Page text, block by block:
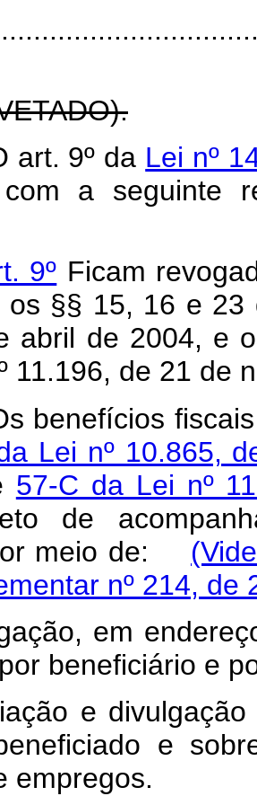
art. 9º da Lei nº
com a
9º Ficam
os §§ 15, 16 e 23
abril de 2004, e
11.196, de 21 de
benefícios
Lei nº 10.865,
57-C da Lei nº
de
meio de:
nº 214, de
em
beneficiário e
e
e
empregos.